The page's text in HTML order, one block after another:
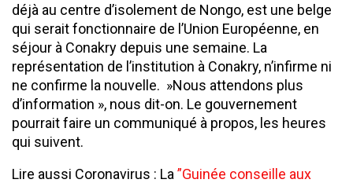
déjà au centre d’isolement de Nongo, est une belge
qui serait fonctionnaire de l’Union Européenne, en
séjour à Conakry depuis une semaine. La
représentation de l’institution à Conakry, n’infirme ni
ne confirme la nouvelle. »Nous attendons plus
d’information », nous dit-on. Le gouvernement
pourrait faire un communiqué à propos, les heures
qui suivent.
Lire aussi Coronavirus : La ”Guinée conseille aux